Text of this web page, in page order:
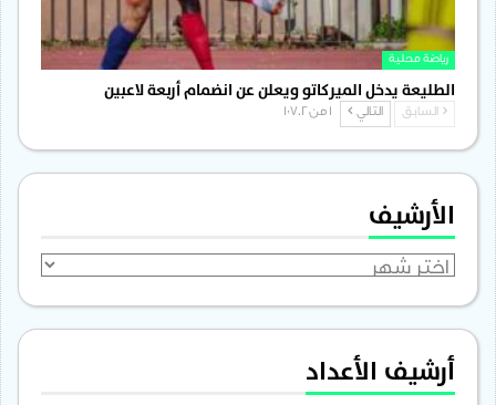
رياضة محلية
الطليعة يدخل الميركاتو ويعلن عن انضمام أربعة لاعبين
السابق التالي
الأرشيف
الأرشيف
أرشيف الأعداد